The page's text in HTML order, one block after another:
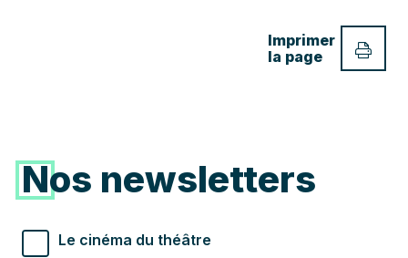
Imprimer
la page
Nos newsletters
Types de newsletter souhaités
Le cinéma du théâtre